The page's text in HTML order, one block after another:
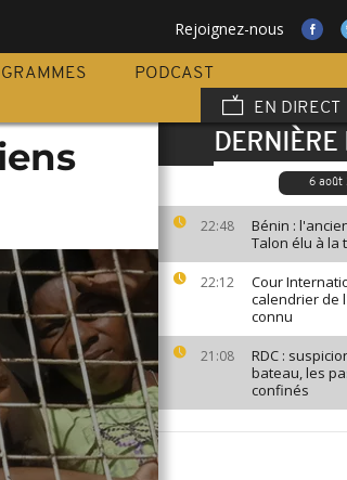
Rejoignez-nous
PODCAST
EN DIRECT
DERNIÈRE
6 août
22:48
Bénin :
Talon élu à la
22:12
Cour
calendrier de
connu
21:08
RDC :
bateau, les
confinés